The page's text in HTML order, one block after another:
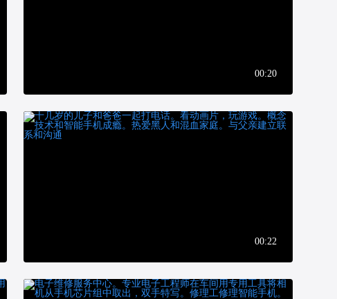
00:20
00:22